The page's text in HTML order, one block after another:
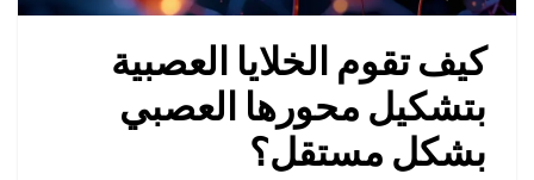
كيف تقوم الخلايا العصبية
بتشكيل محورها العصبي
بشكل مستقل؟